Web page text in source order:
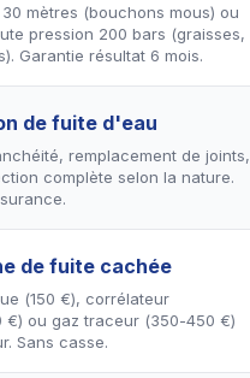
mètres (bouchons mous) ou
pression 200 bars (graisses,
Garantie résultat 6 mois.
de fuite d'eau
remplacement de joints,
complète selon la nature.
de fuite cachée
(150 €), corrélateur
€) ou gaz traceur (350-450 €)
Sans casse.